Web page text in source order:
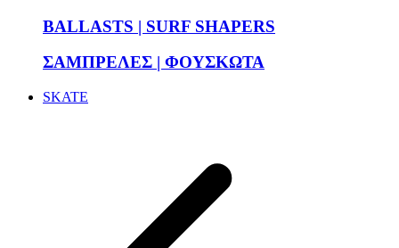
BALLASTS | SURF SHAPERS
ΣΑΜΠΡΕΛΕΣ | ΦΟΥΣΚΩΤΑ
SKATE